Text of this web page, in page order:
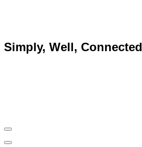
Simply, Well, Connected